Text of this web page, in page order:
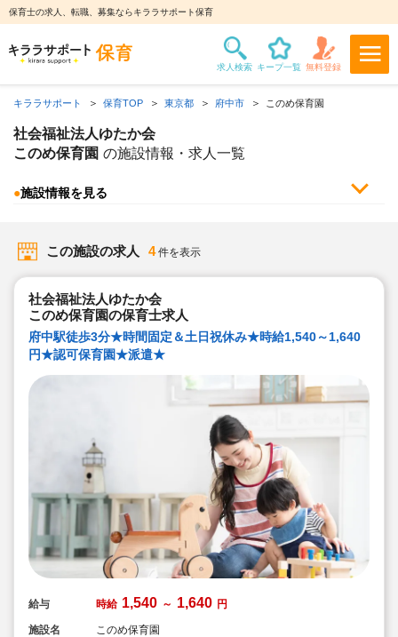
保育士の求人、転職、募集ならキララサポート保育
キララサポート 保育TOP 東京都 府中市 このめ保育園
社会福祉法人ゆたか会
このめ保育園 の施設情報・求人一覧
●施設情報を見る
この施設の求人 4件を表示
社会福祉法人ゆたか会
このめ保育園の保育士求人
府中駅徒歩3分★時間固定＆土日祝休み★時給1,540～1,640
円★認可保育園★派遣★
給与 時給 1,540 ～ 1,640 円
施設名
このめ保育園